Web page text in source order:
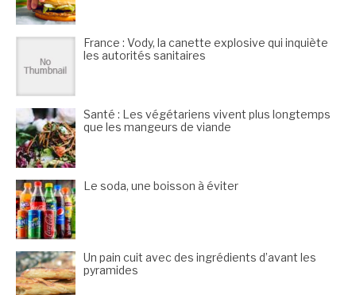
France : Vody, la canette explosive qui inquiète
les autorités sanitaires
Santé : Les végétariens vivent plus longtemps
que les mangeurs de viande
Le soda, une boisson à éviter
Un pain cuit avec des ingrédients d’avant les
pyramides